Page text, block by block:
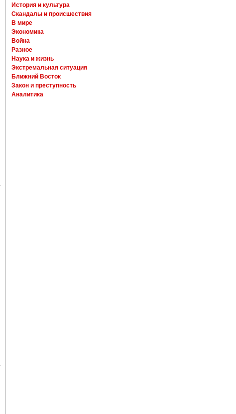
История и культура
Скандалы и происшествия
В мире
Экономика
Война
Разное
Наука и жизнь
Экстремальная ситуация
Ближний Восток
Закон и преступность
Аналитика